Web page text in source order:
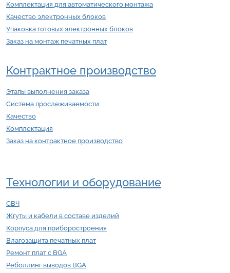
Комплектация для автоматического монтажа
Качество электронных блоков
Упаковка готовых электронных блоков
Заказ на монтаж печатных плат
Контрактное производство
Этапы выполнения заказа
Система прослеживаемости
Качество
Комплектация
Заказ на контрактное производство
Технологии и оборудование
СВЧ
Жгуты и кабели в составе изделий
Корпуса для приборостроения
Влагозащита печатных плат
Ремонт плат с BGA
Реболлинг выводов BGA